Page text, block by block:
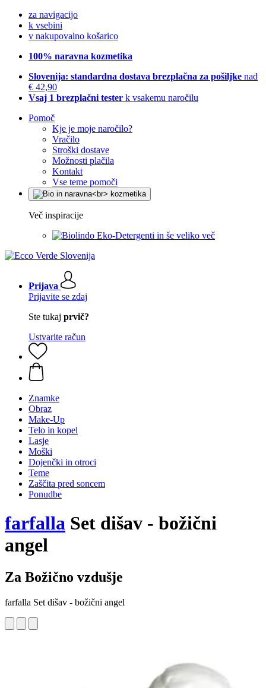
za navigacijo
k vsebini
v nakupovalno košarico
100% naravna kozmetika
Slovenija: standardna dostava brezplačna za pošiljke nad
€ 42,90
Vsaj 1 brezplačni tester k vsakemu naročilu
Pomoč
Kje je moje naročilo?
Vračilo
Stroški dostave
Možnosti plačila
Kontakt
Vse teme pomoči
Več inspiracije
Eko-Detergenti in še veliko več
Prijava
Prijavite se zdaj
Ste tukaj prvič?
Ustvarite račun
Znamke
Obraz
Make-Up
Telo in kopel
Lasje
Moški
Dojenčki in otroci
Teme
Zaščita pred soncem
Ponudbe
farfalla Set dišav - božični
angel
Za Božično vzdušje
farfalla Set dišav - božični angel